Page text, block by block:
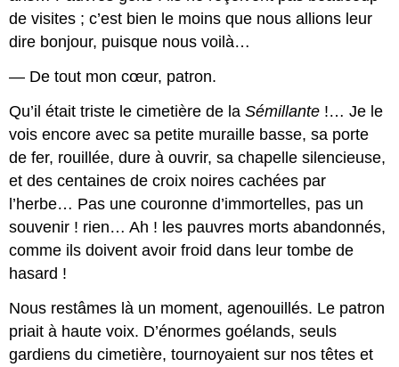
de visites ; c’est bien le moins que nous allions leur
dire bonjour, puisque nous voilà…
— De tout mon cœur, patron.
Qu’il était triste le cimetière de laSémillante !… Je le
vois encore avec sa petite muraille basse, sa porte
de fer, rouillée, dure à ouvrir, sa chapelle silencieuse,
et des centaines de croix noires cachées par
l’herbe… Pas une couronne d’immortelles, pas un
souvenir ! rien… Ah ! les pauvres morts abandonnés,
comme ils doivent avoir froid dans leur tombe de
hasard !
Nous restâmes là un moment, agenouillés. Le patron
priait à haute voix. D’énormes goélands, seuls
gardiens du cimetière, tournoyaient sur nos têtes et